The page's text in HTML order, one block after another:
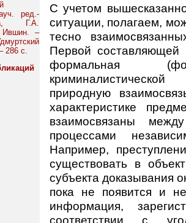
ред.-
Г.А.
Ившин. –
286 с.
С учетом
ситуации, полагаем,
тесно
Первой составляющей
формальная
природную
характеристике
взаимосвязаны
процессами
Например,
существовать в
субъекта доказывания
пока не появится и
информация,
соответствии с